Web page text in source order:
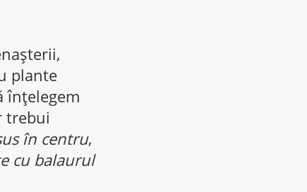
plante
înţelegem
trebui
în centru,
cu balaurul